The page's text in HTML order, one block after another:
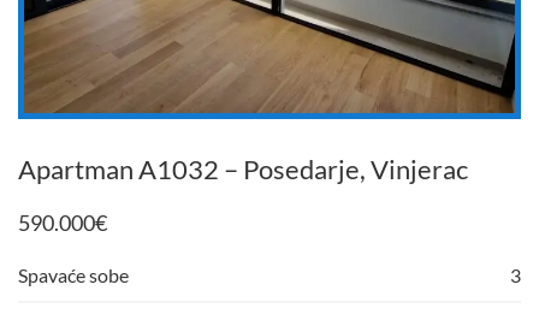
Apartman A1032 – Posedarje, Vinjerac
590.000€
Spavaće sobe 3